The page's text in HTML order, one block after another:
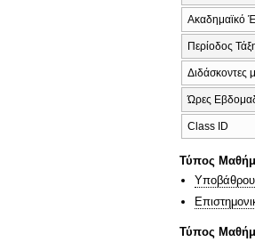
Ακαδημαϊκό
Περίοδος
Διδάσκοντες
Ώρες
Class ID
Τύπος
Υποβάθρου
Τύπος